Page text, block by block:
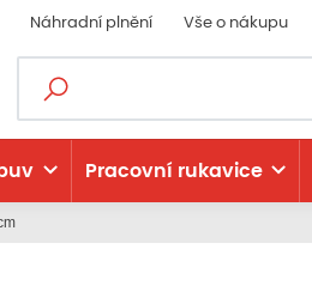
Náhradní plnění Vše o nákupu
Pracovní rukavice